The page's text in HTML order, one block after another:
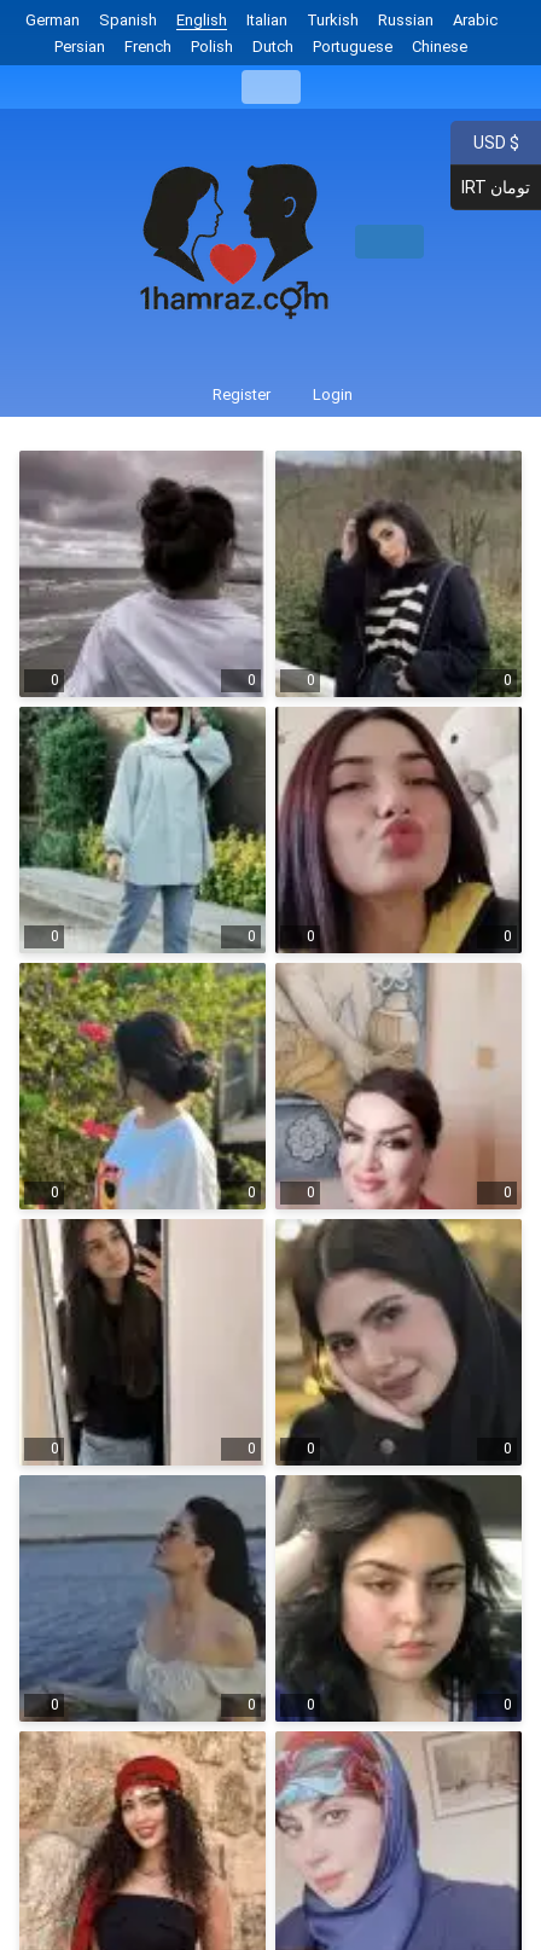
German Spanish English Italian Turkish Russian
Arabic
Persian
French Polish Dutch Portuguese Chinese
Register Login
0 0 0 0
0 0 0 0
0 0 0 0
0 0 0 0
0 0 0 0
USD $
IRT تومان